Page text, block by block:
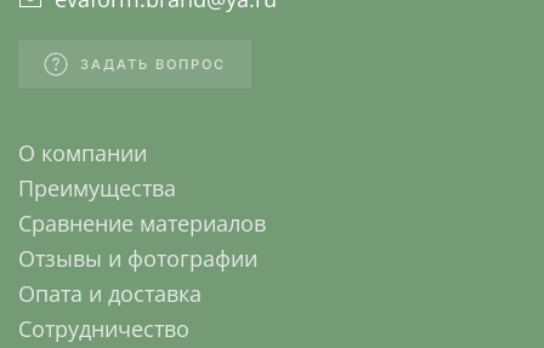
ЗАДАТЬ ВОПРОС
О компании
Преимущества
Сравнение материалов
Отзывы и фотографии
Опата и доставка
Сотрудничество